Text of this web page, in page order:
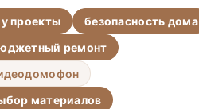
проекты
безопасность дома
ремонт
материалов